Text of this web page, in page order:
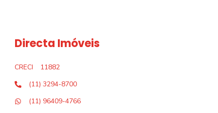
Directa Imóveis
CRECI
11882
(11) 3294-8700
(11) 96409-4766